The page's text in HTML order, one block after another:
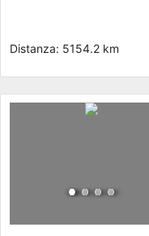
Distanza: 5154.2 km